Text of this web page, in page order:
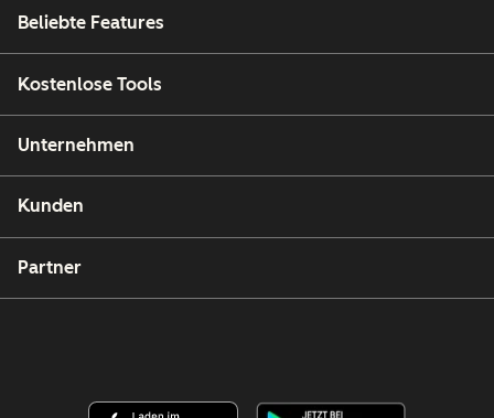
Beliebte Features
Kostenlose Tools
Unternehmen
Kunden
Partner